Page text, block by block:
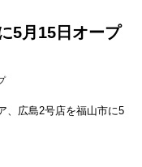
5月15日オープ
、広島2号店を福山市に5